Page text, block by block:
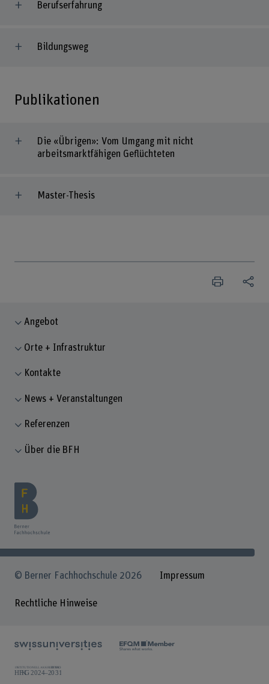
Berufserfahrung
Bildungsweg
Publikationen
Die «Übrigen»: Vom Umgang mit nicht
arbeitsmarktfähigen Geflüchteten
Master-Thesis
Angebot
Orte + Infrastruktur
Kontakte
News + Veranstaltungen
Referenzen
Über die BFH
© Berner Fachhochschule 2026 Impressum
Rechtliche Hinweise